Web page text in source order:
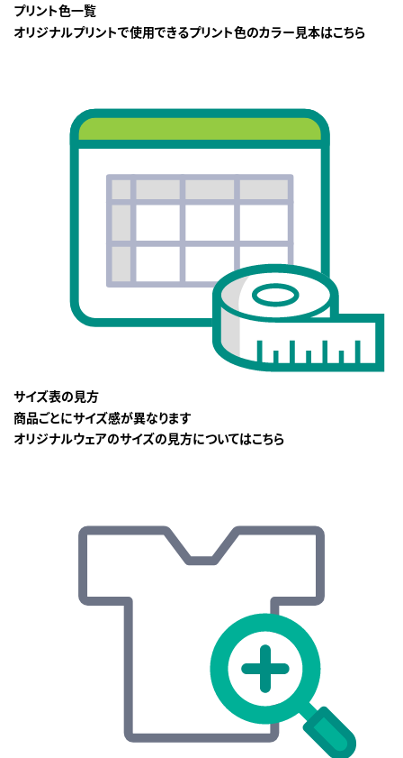
プリント色一覧
オリジナルプリントで使用できるプリント色のカラー見本はこちら
サイズ表の見方
商品ごとにサイズ感が異なります
オリジナルウェアのサイズの見方についてはこちら